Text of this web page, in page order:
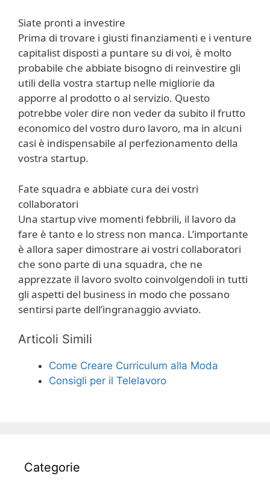
Siate pronti a investire
Prima di trovare i giusti finanziamenti e i venture
capitalist disposti a puntare su di voi, è molto
probabile che abbiate bisogno di reinvestire gli
utili della vostra startup nelle migliorie da
apporre al prodotto o al servizio. Questo
potrebbe voler dire non veder da subito il frutto
economico del vostro duro lavoro, ma in alcuni
casi è indispensabile al perfezionamento della
vostra startup.
Fate squadra e abbiate cura dei vostri
collaboratori
Una startup vive momenti febbrili, il lavoro da
fare è tanto e lo stress non manca. L’importante
è allora saper dimostrare ai vostri collaboratori
che sono parte di una squadra, che ne
apprezzate il lavoro svolto coinvolgendoli in tutti
gli aspetti del business in modo che possano
sentirsi parte dell’ingranaggio avviato.
Articoli Simili
Come Creare Curriculum alla Moda
Consigli per il Telelavoro
Categorie